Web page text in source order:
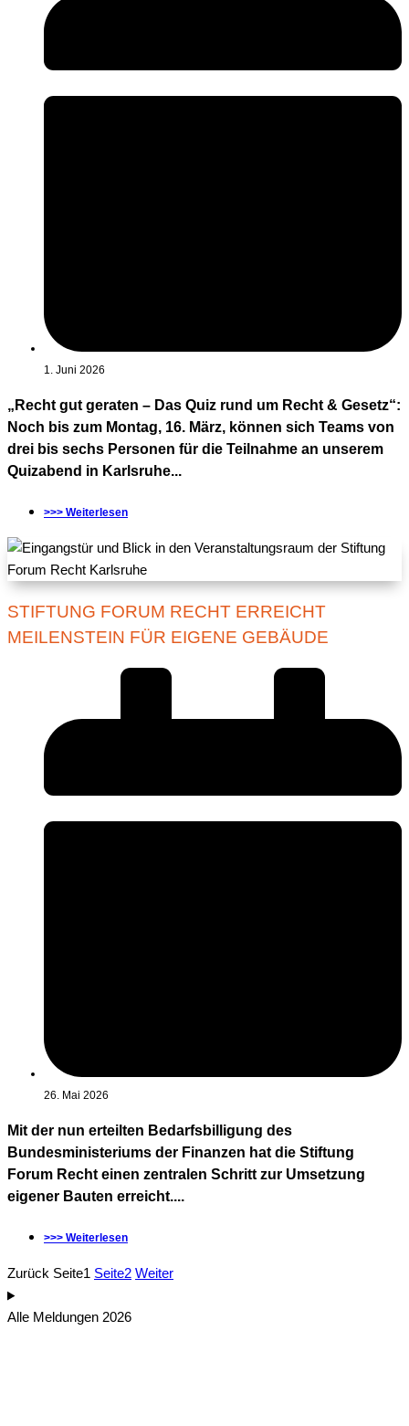
1. Juni 2026
„Recht gut geraten – Das Quiz rund um Recht & Gesetz“:
Noch bis zum Montag, 16. März, können sich Teams von
drei bis sechs Personen für die Teilnahme an unserem
Quizabend in Karlsruhe...
>>> Weiterlesen
STIFTUNG FORUM RECHT ERREICHT
MEILENSTEIN FÜR EIGENE GEBÄUDE
26. Mai 2026
Mit der nun erteilten Bedarfsbilligung des
Bundesministeriums der Finanzen hat die Stiftung
Forum Recht einen zentralen Schritt zur Umsetzung
eigener Bauten erreicht....
>>> Weiterlesen
Zurück Seite1 Seite2 Weiter
Alle Meldungen 2026